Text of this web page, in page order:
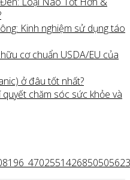
Kinh nghiệm sử dụng táo
cơ chuẩn USDA/EU của
ở đâu tốt nhất?
chăm sóc sức khỏe và